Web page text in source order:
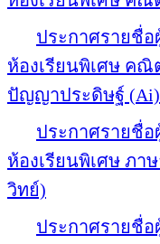
ประกาศรายชื่อ
ห้องเรียนพิเศษ คณิ
ปัญญาประดิษฐ์ (Ai)
ประกาศรายชื่อ
ห้องเรียนพิเศษ ภา
วิทย์)
ประกาศรายชื่อ